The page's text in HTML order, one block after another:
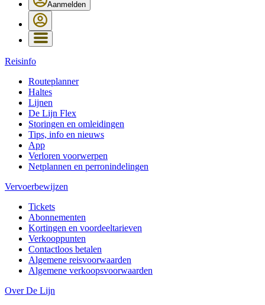
Aanmelden
Reisinfo
Routeplanner
Haltes
Lijnen
De Lijn Flex
Storingen en omleidingen
Tips, info en nieuws
App
Verloren voorwerpen
Netplannen en perronindelingen
Vervoerbewijzen
Tickets
Abonnementen
Kortingen en voordeeltarieven
Verkooppunten
Contactloos betalen
Algemene reisvoorwaarden
Algemene verkoopsvoorwaarden
Over De Lijn